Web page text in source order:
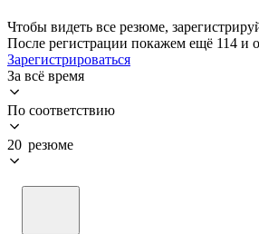
Чтобы видеть все резюме,
После регистрации покажем ещё 114 и
Зарегистрироваться
За всё время
По соответствию
20 резюме